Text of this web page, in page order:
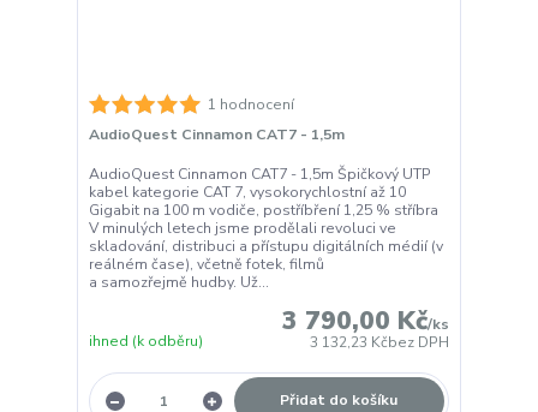
1 hodnocení
AudioQuest Cinnamon CAT7 - 1,5m
AudioQuest Cinnamon CAT7 - 1,5m Špičkový UTP
kabel kategorie CAT 7, vysokorychlostní až 10
Gigabit na 100 m vodiče, postříbření 1,25 % stříbra
V minulých letech jsme prodělali revoluci ve
skladování, distribuci a přístupu digitálních médií (v
reálném čase), včetně fotek, filmů
a samozřejmě hudby. Už...
3 790,00 Kč/ks
3 132,23 Kčbez DPH
ihned (k odběru)
Přidat do košíku